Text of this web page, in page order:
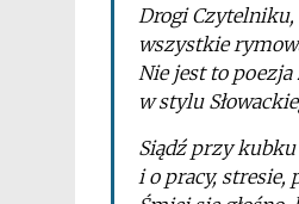
Drogi Czytelniku,
wszystkie
Nie jest to poezja
w stylu
Siądź przy
i o pracy, stresie,